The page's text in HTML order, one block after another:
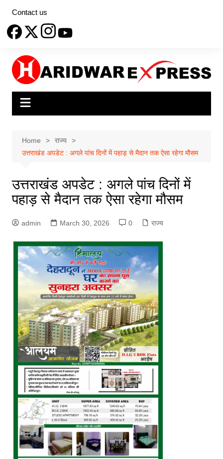
content
Contact us
Home
राज्य
उत्तराखंड अपडेट : अगले पांच दिनों में पहाड़ से मैदान तक ऐसा रहेगा मौसम
उत्तराखंड अपडेट : अगले पांच दिनों में
पहाड़ से मैदान तक ऐसा रहेगा मौसम
admin March 30, 2026 0 राज्य